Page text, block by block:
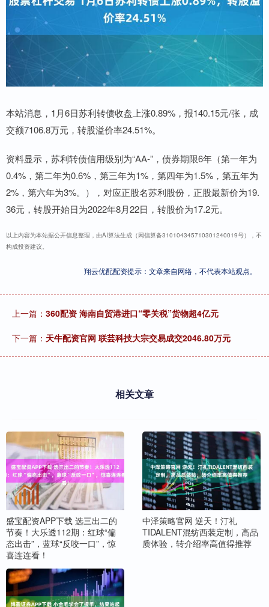
本站消息，1月6日苏利转债收盘上涨0.89%，报140.15元/张，成
交额7106.8万元，转股溢价率24.51%。
资料显示，苏利转债信用级别为“AA-”，债券期限6年（第一年为
0.4%，第二年为0.6%，第三年为1%，第四年为1.5%，第五年为
2%，第六年为3%。），对应正股名苏利股份，正股最新价为19.
36元，转股开始日为2022年8月22日，转股价为17.2元。
以上内容为本站据公开信息整理，由AI算法生成（网信算备310104345710301240019号），不
构成投资建议。
翔云优配配资提示：文章来自网络，不代表本站观点。
上一篇： 360配资 海南自贸港进口“零关税”货物超4亿元
下一篇： 天牛配资官网 联芸科技大宗交易成交2046.80万元
相关文章
盛宝配资APP下载 选三出二的
节奏！大乐透112期：红球“偏
态出击”，蓝球“反咬一口”，惊
喜连连看！
中泽策略官网 逆天！汀礼
TIDALENT混纺西装定制，高品
质体验，转介绍率高值得推荐